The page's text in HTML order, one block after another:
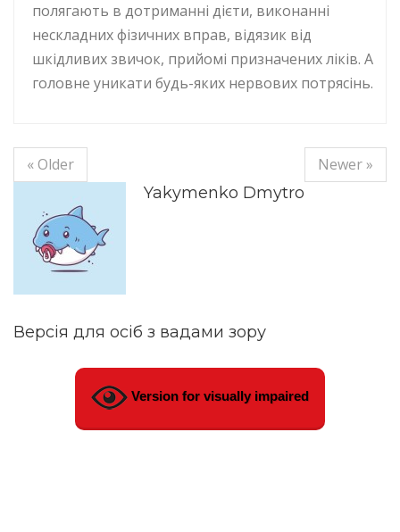
полягають в дотриманні дієти, виконанні
нескладних фізичних вправ, відязик від
шкідливих звичок, прийомі призначених ліків. А
головне уникати будь-яких нервових потрясінь.
« Older
Newer »
Yakymenko Dmytro
Версія для осіб з вадами зору
Version for visually impaired